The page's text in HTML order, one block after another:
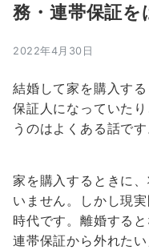
務・連帯保証を
2022年4月30日
結婚して家を購入す
保証人になっていた
うのはよくある話です
家を購入するときに
いません。しかし現
時代です。離婚する
連帯保証から外れたい